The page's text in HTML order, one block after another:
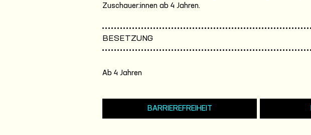
Zuschauer:innen ab 4 Jahren.
BESETZUNG
Ab 4 Jahren
BARRIEREFREIHEIT